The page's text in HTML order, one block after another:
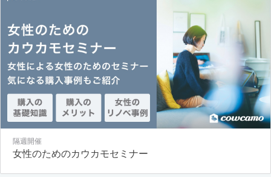
隔週開催
女性のためのカウカモセミナー